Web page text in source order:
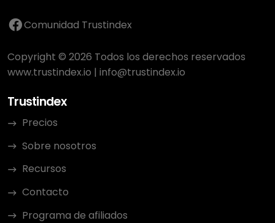
Comunidad Trustindex
Copyright © 2026 Todos los derechos reservados
www.trustindex.io | info@trustindex.io
Trustindex
Precios
Sobre nosotros
Recursos
Contacto
Programa de afiliados